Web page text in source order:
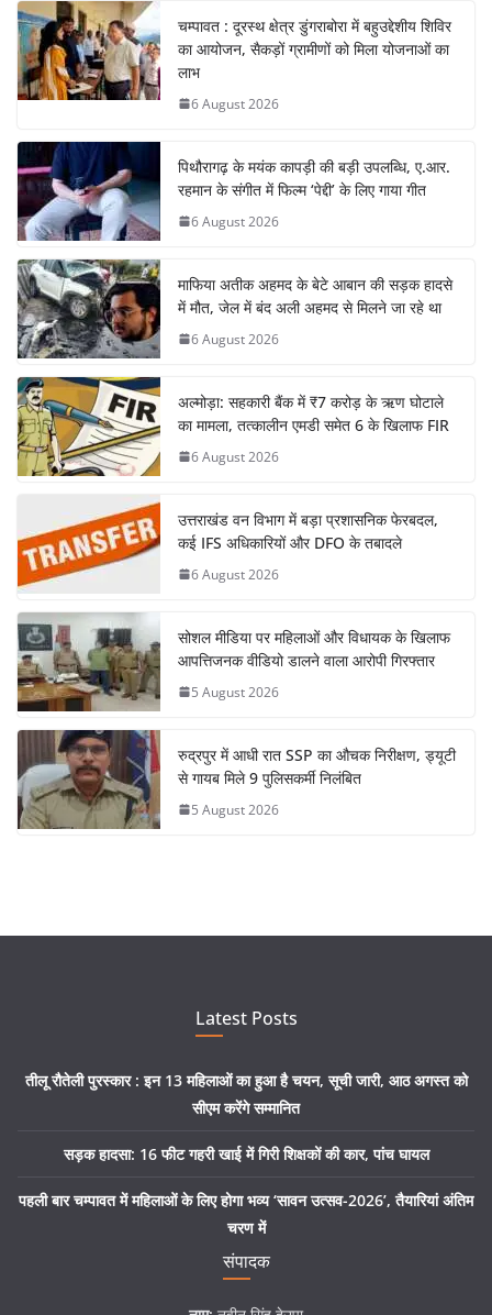
चम्पावत : दूरस्थ क्षेत्र डुंगराबोरा में बहुउद्देशीय शिविर
का आयोजन, सैकड़ों ग्रामीणों को मिला योजनाओं का
लाभ
6 August 2026
पिथौरागढ़ के मयंक कापड़ी की बड़ी उपलब्धि, ए.आर.
रहमान के संगीत में फिल्म ‘पेद्दी’ के लिए गाया गीत
6 August 2026
माफिया अतीक अहमद के बेटे आबान की सड़क हादसे
में मौत, जेल में बंद अली अहमद से मिलने जा रहे था
6 August 2026
अल्मोड़ा: सहकारी बैंक में ₹7 करोड़ के ऋण घोटाले
का मामला, तत्कालीन एमडी समेत 6 के खिलाफ FIR
6 August 2026
उत्तराखंड वन विभाग में बड़ा प्रशासनिक फेरबदल,
कई IFS अधिकारियों और DFO के तबादले
6 August 2026
सोशल मीडिया पर महिलाओं और विधायक के खिलाफ
आपत्तिजनक वीडियो डालने वाला आरोपी गिरफ्तार
5 August 2026
रुद्रपुर में आधी रात SSP का औचक निरीक्षण, ड्यूटी
से गायब मिले 9 पुलिसकर्मी निलंबित
5 August 2026
Latest Posts
तीलू रौतेली पुरस्कार : इन 13 महिलाओं का हुआ है चयन, सूची जारी, आठ अगस्त को
सीएम करेंगे सम्मानित
सड़क हादसा: 16 फीट गहरी खाई में गिरी शिक्षकों की कार, पांच घायल
पहली बार चम्पावत में महिलाओं के लिए होगा भव्य ‘सावन उत्सव-2026’, तैयारियां अंतिम
चरण में
संपादक